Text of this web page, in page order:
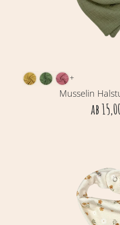
+
Musselin
ab